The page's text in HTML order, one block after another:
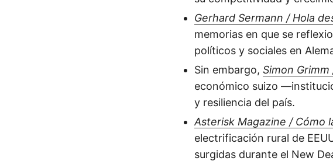
Gerhard Sermann / Hola
memorias en que se
políticos y sociales en
Sin embargo, Simon
económico suizo
y resiliencia del país.
Asterisk Magazine / Cómo
electrificación rural de
surgidas durante el New